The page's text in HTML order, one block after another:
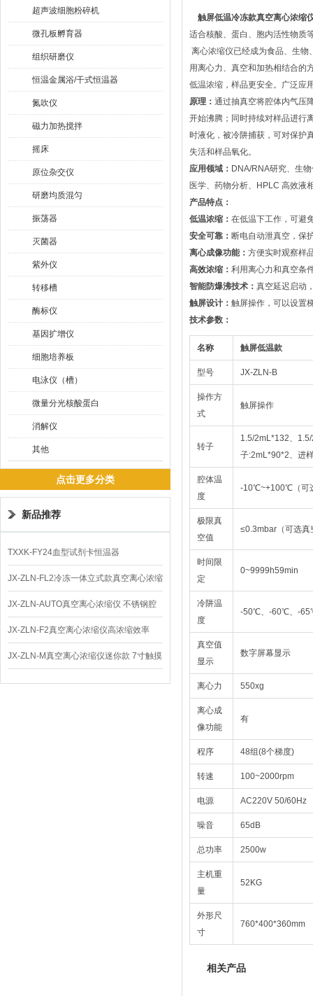
超声波细胞粉碎机
微孔板孵育器
组织研磨仪
恒温金属浴/干式恒温器
氮吹仪
磁力加热搅拌
摇床
原位杂交仪
研磨均质混匀
振荡器
灭菌器
紫外仪
转移槽
酶标仪
基因扩增仪
细胞培养板
电泳仪（槽）
微量分光核酸蛋白
消解仪
其他
点击更多分类
新品推荐
TXXK-FY24血型试剂卡恒温器
JX-ZLN-FL2冷冻一体立式款真空离心浓缩
仪 低温功能
JX-ZLN-AUTO真空离心浓缩仪 不锈钢腔
体
JX-ZLN-F2真空离心浓缩仪高浓缩效率
JX-ZLN-M真空离心浓缩仪迷你款 7寸触摸
屏
触屏低温冷冻款真空离心浓缩
适合核酸、蛋白、胞内活性物质
离心浓缩仪已经成为食品、生
用离心力、真空和加热相结合的
低温浓缩，样品更安全。广泛应
原理： 通过抽真空将腔体内气压
开始沸腾；同时持续对样品进行
时液化，被冷阱捕获，可对保护
失活和样品氧化。
应用领域： DNA/RNA研究、生
医学、药物分析、HPLC 高效液
产品特点：
低温浓缩： 在低温下工作，可避
安全可靠： 断电自动泄真空，保
离心成像功能： 方便实时观察样
高效浓缩： 利用离心力和真空条
智能防爆沸技术： 真空延迟启动
触屏设计： 触屏操作，可以设置
技术参数：
名称 触屏低温款
型号 JX-ZLN-B
操作方
式
触屏操作
转子
1.5/2mL*132、
子:2mL*90*2、进
腔体温
度
-10℃~+100℃（可
极限真
空值
≤0.3mbar（可选
时间限
定
0~9999h59min
冷阱温
度
-50℃、-60℃、-
真空值
显示
数字屏幕显示
离心力 550xg
离心成
像功能
有
程序 48组(8个梯度)
转速 100~2000rpm
电源 AC220V 50/60Hz
噪音 65dB
总功率 2500w
主机重
量
52KG
外形尺
寸
760*400*360mm
相关产品